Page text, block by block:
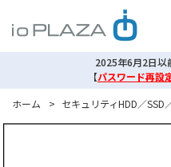
2025年6月2日以
【パスワード再設
ホーム
> セキュリティHDD／SSD